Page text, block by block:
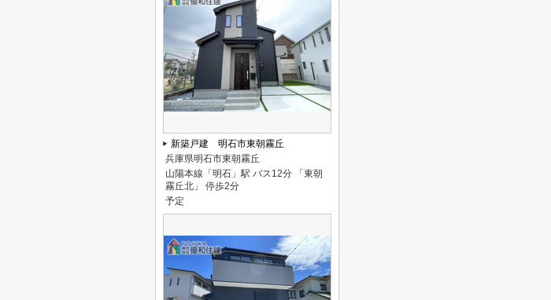
新築戸建 明石市東朝霧丘
兵庫県明石市東朝霧丘
山陽本線「明石」駅 バス12分 「東朝
霧丘北」 停歩2分
予定